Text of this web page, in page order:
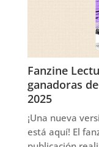
Fanzine
ganadoras
2025
¡Una nueva
está aquí! El